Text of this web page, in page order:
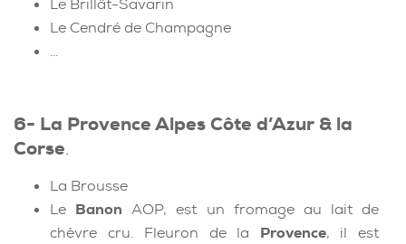
Le Brillât-Savarin
Le Cendré de Champagne
…
6- La Provence Alpes Côte d’Azur & la
Corse.
La Brousse
Le Banon AOP, est un fromage au lait de
chèvre cru. Fleuron de la Provence, il est